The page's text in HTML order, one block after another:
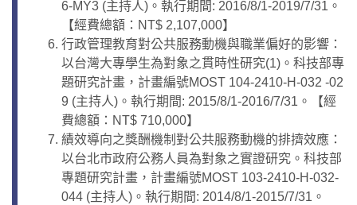
6-MY3 (主持人)。執行期間: 2016/8/1-2019/7/31。
【經費總額：NT$ 2,107,000】
行政管理教育對公共服務動機與職業偏好的影響：
以台灣大專學生為對象之貫時性研究(1)。科技部專
題研究計畫，計畫編號MOST 104-2410-H-032 -02
9 (主持人)。執行期間: 2015/8/1-2016/7/31。【經
費總額：NT$ 710,000】
績效導向之獎酬機制對公共服務動機的排擠效應：
以台北市政府公務人員為對象之實證研究。科技部
專題研究計畫，計畫編號MOST 103-2410-H-032-
044 (主持人)。執行期間: 2014/8/1-2015/7/31。